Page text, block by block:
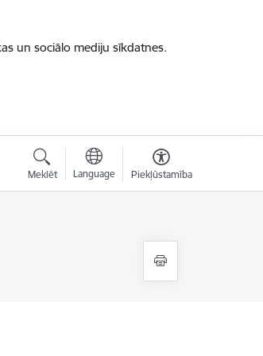
un sociālo mediju sīkdatnes.
Meklēt Language Piekļūstamība